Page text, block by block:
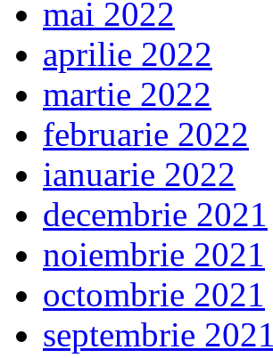
mai 2022
aprilie 2022
martie 2022
februarie 2022
ianuarie 2022
decembrie 2021
noiembrie 2021
octombrie 2021
septembrie 2021